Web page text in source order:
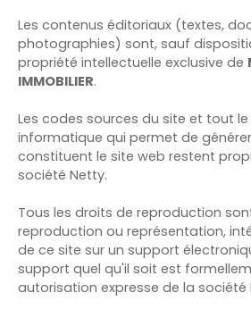
Les contenus éditoriaux (textes,
photographies) sont, sauf
propriété intellectuelle exclusive de
IMMOBILIER.
Les codes sources du site et tout
informatique qui permet de
constituent le site web restent
société Netty.
Tous les droits de reproduction
reproduction ou représentation,
de ce site sur un support
support quel qu'il soit est
autorisation expresse de la société